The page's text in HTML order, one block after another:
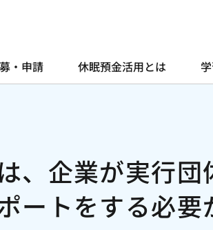
・申請 休眠預金活用とは
、企業が実行団
ートをする必要